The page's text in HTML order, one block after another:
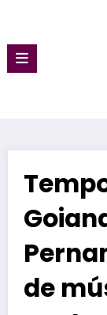
conteúdo
de